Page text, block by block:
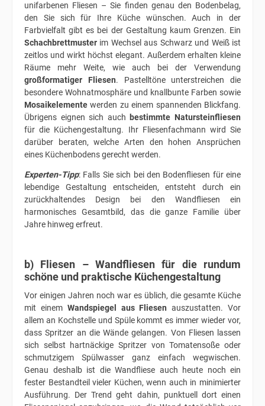
unifarbenen Fliesen – Sie finden genau den Bodenbelag,
den Sie sich für Ihre Küche wünschen. Auch in der
Farbvielfalt gibt es bei der Gestaltung kaum Grenzen. Ein
Schachbrettmuster im Wechsel aus Schwarz und Weiß ist
zeitlos und wirkt höchst elegant. Außerdem erhalten kleine
Räume mehr Weite, wie auch bei der Verwendung
großformatiger Fliesen. Pastelltöne unterstreichen die
besondere Wohnatmosphäre und knallbunte Farben sowie
Mosaikelemente werden zu einem spannenden Blickfang.
Übrigens eignen sich auchbestimmte Natursteinfliesen
für die Küchengestaltung. Ihr Fliesenfachmann wird Sie
darüber beraten, welche Arten den hohen Ansprüchen
eines Küchenbodens gerecht werden.
Experten-Tipp: Falls Sie sich bei den Bodenfliesen für eine
lebendige Gestaltung entscheiden, entsteht durch ein
zurückhaltendes Design bei den Wandfliesen ein
harmonisches Gesamtbild, das die ganze Familie über
Jahre hinweg erfreut.
b) Fliesen – Wandfliesen für die rundum
schöne und praktische Küchengestaltung
Vor einigen Jahren noch war es üblich, die gesamte Küche
mit einem Wandspiegel aus Fliesen auszustatten. Vor
allem an Kochstelle und Spüle kommt es immer wieder vor,
dass Spritzer an die Wände gelangen. Von Fliesen lassen
sich selbst hartnäckige Spritzer von Tomatensoße oder
schmutzigem Spülwasser ganz einfach wegwischen.
Genau deshalb ist die Wandfliese auch heute noch ein
fester Bestandteil vieler Küchen, wenn auch in minimierter
Ausführung. Der Trend geht dahin, punktuell dort einen